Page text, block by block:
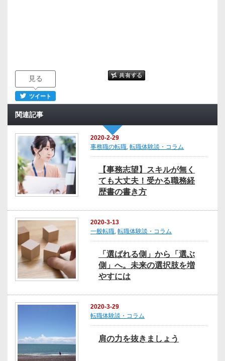
見る
ツイート
関連記事
2020-2-29
事務職の転職,転職体験談・コラム
【事務志望】スキルが無く
ても大丈夫！受かる職務経
歴書の書き方
2020-3-13
一般転職,転職体験談・コラム
「選ばれる側」から「選ぶ
側」へ。未来の選択肢を増
やすには
2020-3-29
転職体験談・コラム
肩の力を抜きましょう